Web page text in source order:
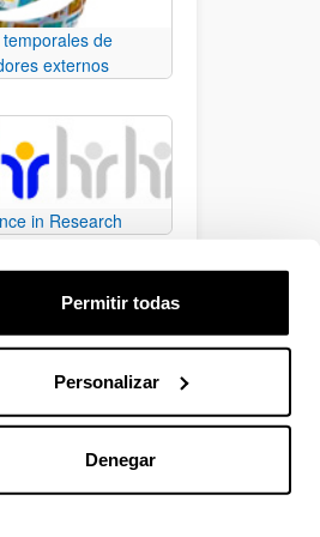
Permitir todas
Personalizar
Denegar
de
externos
in Research